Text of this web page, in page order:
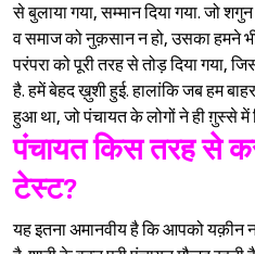
से बुलाया गया, सम्मान दिया गया. जो
व समाज को नुक़सान न हो, उसका हमने
परंपरा को पूरी तरह से तोड़ दिया गया,
है. हमें बेहद ख़ुशी हुई. हालांकि जब हम
हुआ था, जो पंचायत के लोगों ने ही ग़ुस्से में
पंचायत किस तरह से
टेस्ट?
यह इतना अमानवीय है कि आपको यक़ीन